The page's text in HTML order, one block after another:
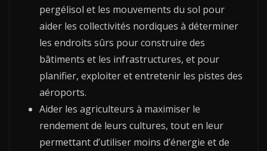
pergélisol et les mouvements du sol pour
aider les collectivités nordiques à déterminer
les endroits sûrs pour construire des
bâtiments et les infrastructures, et pour
planifier, exploiter et entretenir les pistes des
aéroports.
Aider les agriculteurs à maximiser le
rendement de leurs cultures, tout en leur
permettant d’utiliser moins d’énergie et de